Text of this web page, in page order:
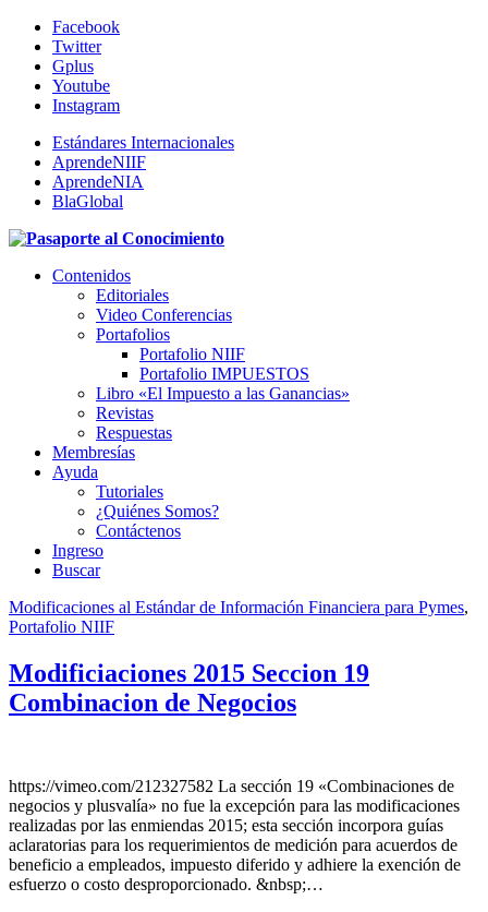
Facebook
Twitter
Gplus
Youtube
Instagram
Estándares Internacionales
AprendeNIIF
AprendeNIA
BlaGlobal
Contenidos
Editoriales
Video Conferencias
Portafolios
Portafolio NIIF
Portafolio IMPUESTOS
Libro «El Impuesto a las Ganancias»
Revistas
Respuestas
Membresías
Ayuda
Tutoriales
¿Quiénes Somos?
Contáctenos
Ingreso
Buscar
Modificaciones al Estándar de Información Financiera para Pymes,
Portafolio NIIF
Modificiaciones 2015 Seccion 19
Combinacion de Negocios
https://vimeo.com/212327582 La sección 19 «Combinaciones de
negocios y plusvalía» no fue la excepción para las modificaciones
realizadas por las enmiendas 2015; esta sección incorpora guías
aclaratorias para los requerimientos de medición para acuerdos de
beneficio a empleados, impuesto diferido y adhiere la exención de
esfuerzo o costo desproporcionado. &nbsp;…